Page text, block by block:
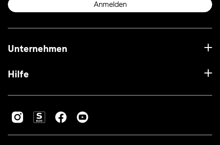
Anmelden
Unternehmen
Hilfe